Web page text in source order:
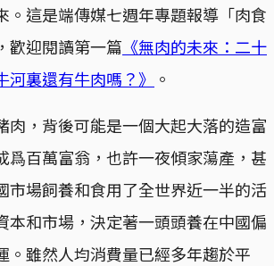
。這是端傳媒七週年專題報導「肉食
歡迎閱讀第一篇 《無肉的未來：二十
裏還有牛肉嗎？》 。
肉，背後可能是一個大起大落的造富
爲百萬富翁，也許一夜傾家蕩產，甚
市場飼養和食用了全世界近一半的活
本和市場，決定著一頭頭養在中國偏
。雖然人均消費量已經多年趨於平